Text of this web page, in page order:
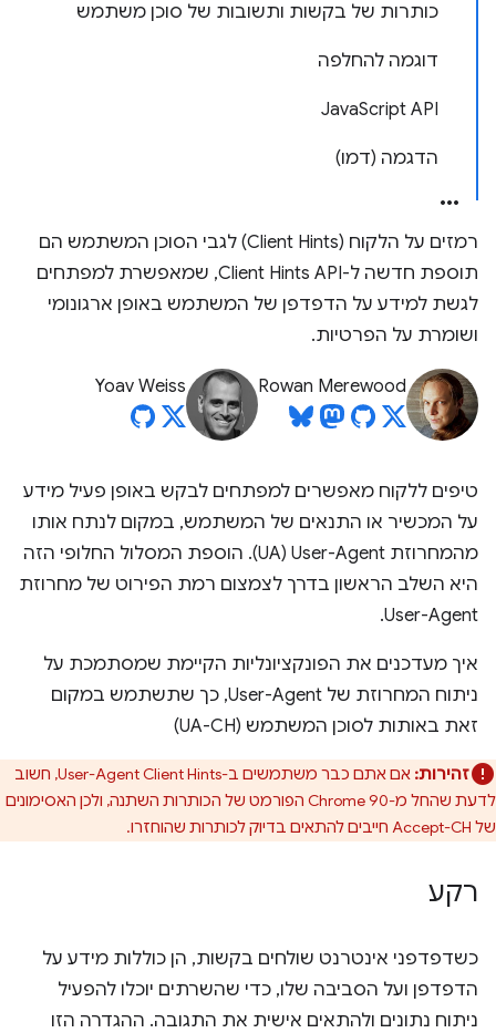
כותרות של בקשות ותשובות של סוכן משתמש
דוגמה להחלפה
JavaScript API
הדגמה (דמו)
רמזים על הלקוח (Client Hints) לגבי הסוכן המשתמש הם
תוספת חדשה ל-Client Hints API, שמאפשרת למפתחים
לגשת למידע על הדפדפן של המשתמש באופן ארגונומי
ושומרת על הפרטיות.
Rowan Merewood
Yoav Weiss
טיפים ללקוח מאפשרים למפתחים לבקש באופן פעיל מידע
על המכשיר או התנאים של המשתמש, במקום לנתח אותו
מהמחרוזת User-Agent‏ (UA). הוספת המסלול החלופי הזה
היא השלב הראשון בדרך לצמצום רמת הפירוט של מחרוזת
User-Agent.
איך מעדכנים את הפונקציונליות הקיימת שמסתמכת על
ניתוח המחרוזת של User-Agent, כך שתשתמש במקום
זאת באותות לסוכן המשתמש (UA-CH)
זהירות:
אם אתם כבר משתמשים ב-User-Agent Client Hints, חשוב
לדעת שהחל מ-Chrome 90 הפורמט של הכותרות השתנה, ולכן האסימונים
של Accept-CH חייבים להתאים בדיוק לכותרות שהוחזרו.
רקע
כשדפדפני אינטרנט שולחים בקשות, הן כוללות מידע על
הדפדפן ועל הסביבה שלו, כדי שהשרתים יוכלו להפעיל
ניתוח נתונים ולהתאים אישית את התגובה. ההגדרה הזו